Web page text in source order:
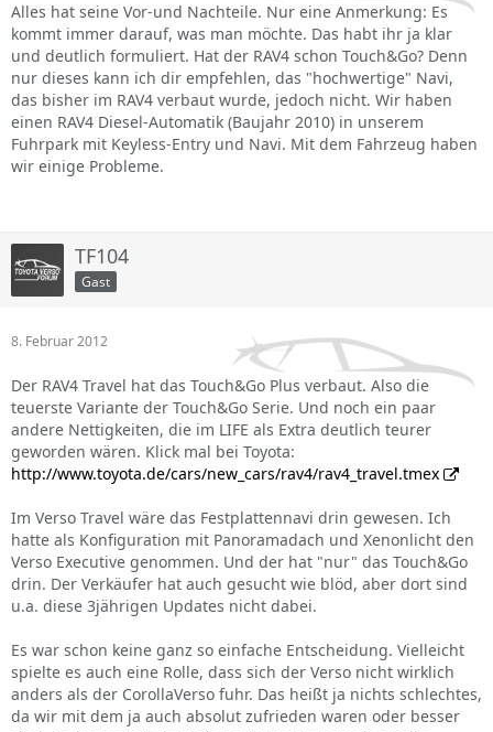
Alles hat seine Vor-und Nachteile. Nur eine Anmerkung: Es
kommt immer darauf, was man möchte. Das habt ihr ja klar
und deutlich formuliert. Hat der RAV4 schon Touch&Go? Denn
nur dieses kann ich dir empfehlen, das "hochwertige" Navi,
das bisher im RAV4 verbaut wurde, jedoch nicht. Wir haben
einen RAV4 Diesel-Automatik (Baujahr 2010) in unserem
Fuhrpark mit Keyless-Entry und Navi. Mit dem Fahrzeug haben
wir einige Probleme.
TF104
Gast
8. Februar 2012
Der RAV4 Travel hat das Touch&Go Plus verbaut. Also die
teuerste Variante der Touch&Go Serie. Und noch ein paar
andere Nettigkeiten, die im LIFE als Extra deutlich teurer
geworden wären. Klick mal bei Toyota:
http://www.toyota.de/cars/new_cars/rav4/rav4_travel.tmex
Im Verso Travel wäre das Festplattennavi drin gewesen. Ich
hatte als Konfiguration mit Panoramadach und Xenonlicht den
Verso Executive genommen. Und der hat "nur" das Touch&Go
drin. Der Verkäufer hat auch gesucht wie blöd, aber dort sind
u.a. diese 3jährigen Updates nicht dabei.
Es war schon keine ganz so einfache Entscheidung. Vielleicht
spielte es auch eine Rolle, dass sich der Verso nicht wirklich
anders als der CorollaVerso fuhr. Das heißt ja nichts schlechtes,
da wir mit dem ja auch absolut zufrieden waren oder besser